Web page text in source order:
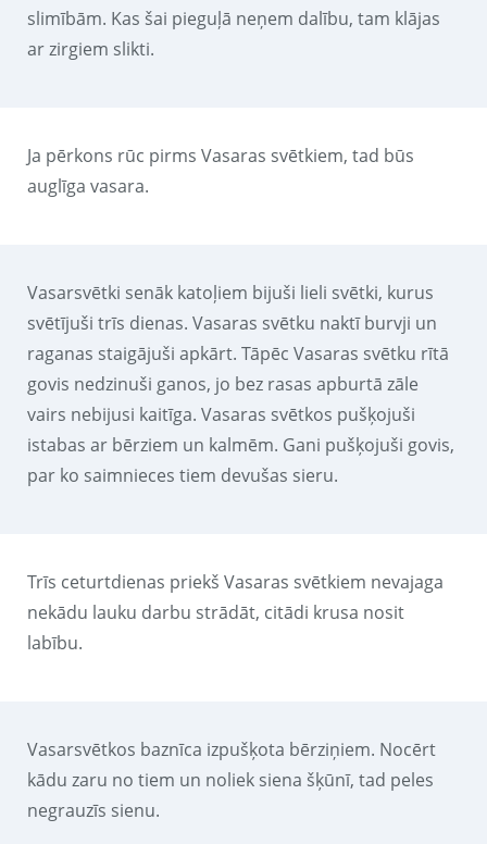
slimībām. Kas šai pieguļā neņem dalību, tam klājas
ar zirgiem slikti.
Ja pērkons rūc pirms Vasaras svētkiem, tad būs
auglīga vasara.
Vasarsvētki senāk katoļiem bijuši lieli svētki, kurus
svētījuši trīs dienas. Vasaras svētku naktī burvji un
raganas staigājuši apkārt. Tāpēc Vasaras svētku rītā
govis nedzinuši ganos, jo bez rasas apburtā zāle
vairs nebijusi kaitīga. Vasaras svētkos pušķojuši
istabas ar bērziem un kalmēm. Gani pušķojuši govis,
par ko saimnieces tiem devušas sieru.
Trīs ceturtdienas priekš Vasaras svētkiem nevajaga
nekādu lauku darbu strādāt, citādi krusa nosit
labību.
Vasarsvētkos baznīca izpušķota bērziņiem. Nocērt
kādu zaru no tiem un noliek siena šķūnī, tad peles
negrauzīs sienu.